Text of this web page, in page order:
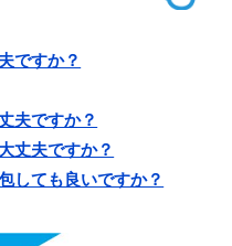
ですか？
夫ですか？
丈夫ですか？
しても良いですか？